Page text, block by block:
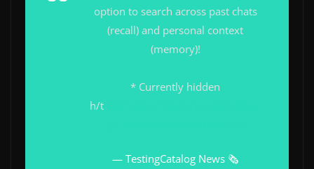
option to search across past chats
(recall) and personal context
(memory)!
* Currently hidden
h/t
— TestingCatalog News 🗞